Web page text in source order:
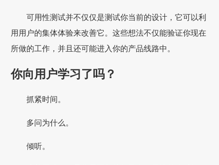
可用性测试并不仅仅是测试你当前的设计，它可以利
用用户的集体体验来改善它。这些想法不仅能验证你现在
所做的工作，并且还可能进入你的产品线路中。
你向用户学习了吗？
抓紧时间。
多问为什么。
倾听。